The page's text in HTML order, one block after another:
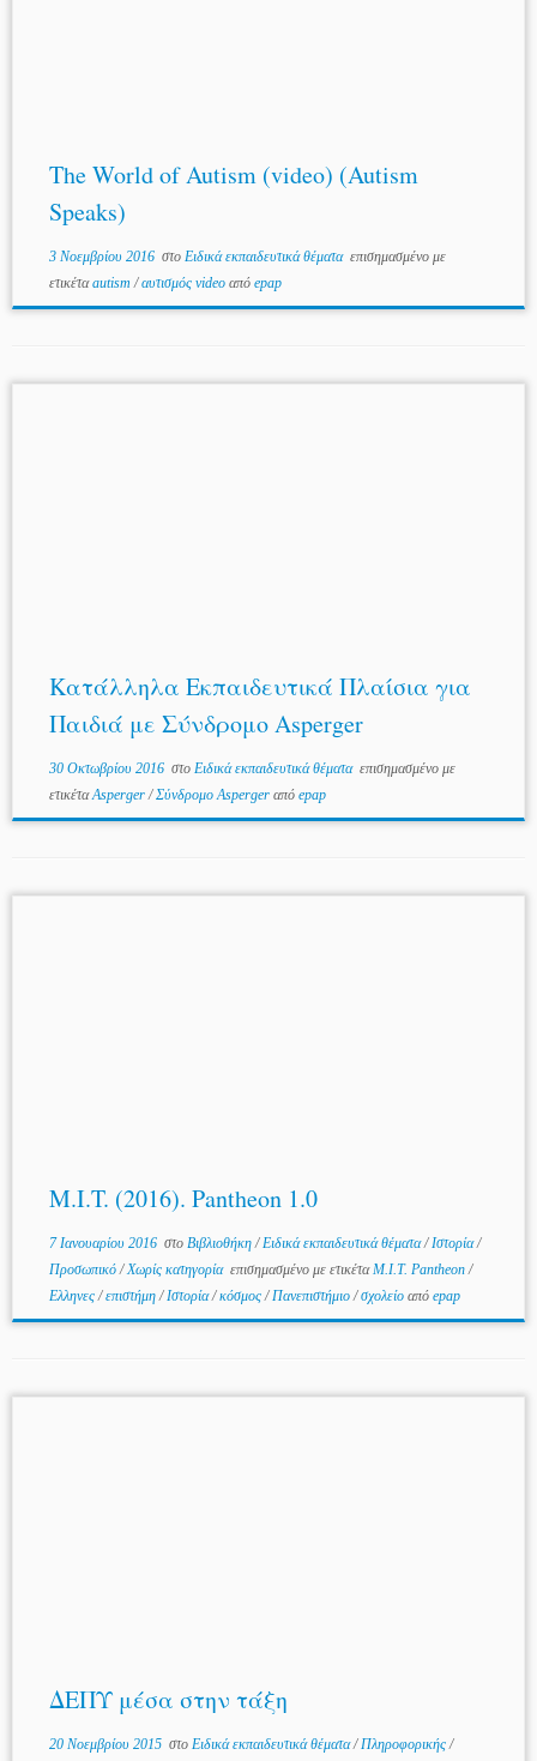
The World of Autism (video) (Autism
Speaks)
3 Νοεμβρίου 2016στο Ειδικά εκπαιδευτικά θέματα επισημασμένο με
ετικέταautism/αυτισμός video από epap
Κατάλληλα Εκπαιδευτικά Πλαίσια για
Παιδιά με Σύνδρομο Asperger
30 Οκτωβρίου 2016στο Ειδικά εκπαιδευτικά θέματα επισημασμένο με
ετικέταAsperger/Σύνδρομο Asperger από epap
M.I.T. (2016). Pantheon 1.0
7 Ιανουαρίου 2016στο Βιβλιοθήκη/Ειδικά εκπαιδευτικά θέματα/Ιστορία/
Προσωπικό/Χωρίς κατηγορία επισημασμένο με ετικέταM.I.T. Pantheon/
Ελληνες/επιστήμη/Ιστορία/κόσμος/Πανεπιστήμιο/σχολείο από epap
ΔΕΠΥ μέσα στην τάξη
20 Νοεμβρίου 2015στο Ειδικά εκπαιδευτικά θέματα/Πληροφορικής/